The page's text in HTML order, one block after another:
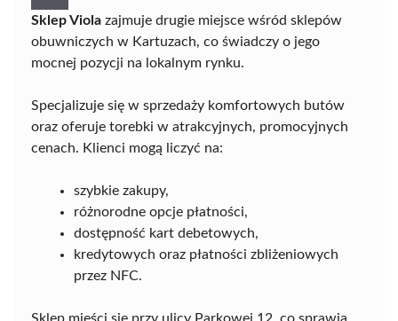
Sklep Viola zajmuje drugie miejsce wśród sklepów
obuwniczych w Kartuzach, co świadczy o jego
mocnej pozycji na lokalnym rynku.
Specjalizuje się w sprzedaży komfortowych butów
oraz oferuje torebki w atrakcyjnych, promocyjnych
cenach. Klienci mogą liczyć na:
szybkie zakupy,
różnorodne opcje płatności,
dostępność kart debetowych,
kredytowych oraz płatności zbliżeniowych
przez NFC.